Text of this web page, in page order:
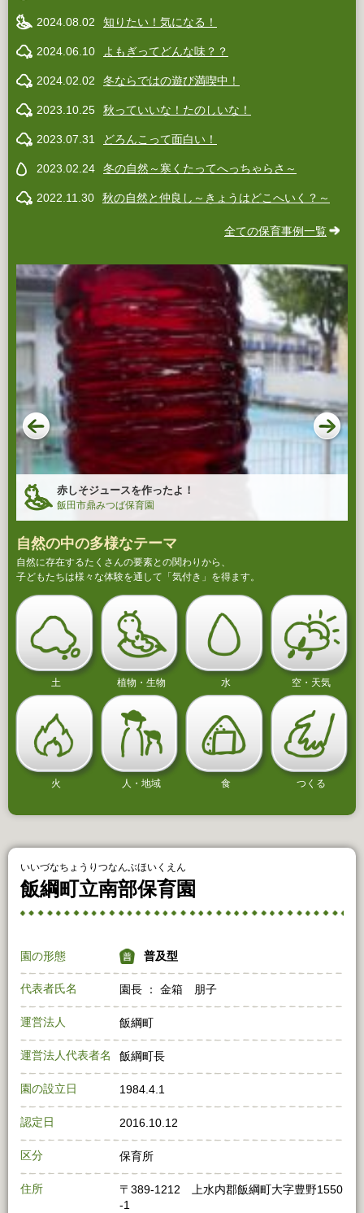
2024.08.02 知りたい！気になる！
2024.06.10 よもぎってどんな味？？
2024.02.02 冬ならではの遊び満喫中！
2023.10.25 秋っていいな！たのしいな！
2023.07.31 どろんこって面白い！
2023.02.24 冬の自然～寒くたってへっちゃらさ～
2022.11.30 秋の自然と仲良し～きょうはどこへいく？～
全ての保育事例一覧
赤しそジュースを作ったよ！
飯田市鼎みつば保育園
自然の中の多様なテーマ
自然に存在するたくさんの要素との関わりから、
子どもたちは様々な体験を通して「気付き」を得ます。
土 植物・生物 水 空・天気
火 人・地域 食 つくる
いいづなちょうりつなんぶほいくえん
飯綱町立南部保育園
園の形態 普及型
代表者氏名 園長 ： 金箱 朋子
運営法人 飯綱町
運営法人代表者名 飯綱町長
園の設立日 1984.4.1
認定日 2016.10.12
区分 保育所
住所
〒389-1212 上水内郡飯綱町大字豊野1550
-1